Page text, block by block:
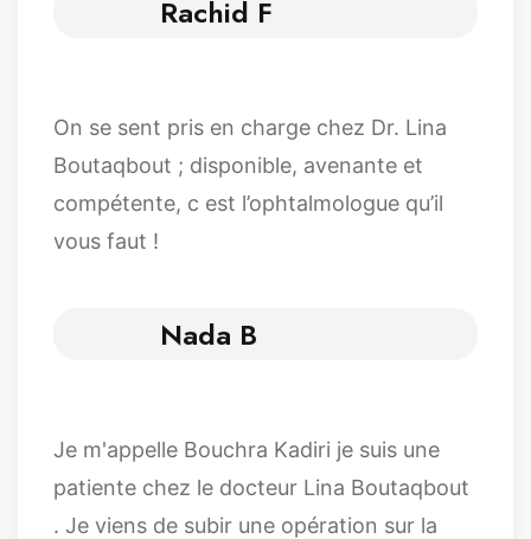
Rachid F
On se sent pris en charge chez Dr. Lina
Boutaqbout ; disponible, avenante et
compétente, c est l’ophtalmologue qu’il
vous faut !
Nada B
Je m'appelle Bouchra Kadiri je suis une
patiente chez le docteur Lina Boutaqbout
. Je viens de subir une opération sur la